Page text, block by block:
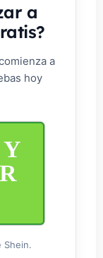
a
a
hoy
Shein.